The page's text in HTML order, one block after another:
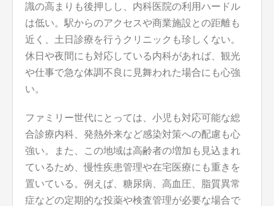
識の高まりも後押しし、内科医院の利用ハードル
は低い。駅からのアクセスや商業施設との距離も
近く、土日診療を行うクリニックも珍しくない。
休日や夜間にも対応している内科があれば、観光
や仕事で急な体調不良に見舞われた場合にも心強
い。
ファミリー世代にとっては、小児も対応可能な総
合診療内科、発熱外来など感染対策への配慮も心
強い。また、この地域は高齢者の増加も見込まれ
ているため、慢性疾患管理や在宅医療にも重きを
置いている。例えば、糖尿病、高血圧、脂質異常
症などの定期的な投薬や検査管理が必要な場合で